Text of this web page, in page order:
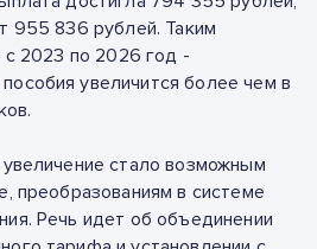
955 836 рублей. Таким
с 2023 по 2026 год -
увеличится более чем в
стало возможным
преобразованиям в системе
Речь идет об объединении